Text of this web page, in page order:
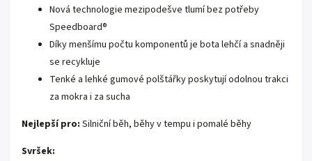
Nová technologie mezipodešve tlumí bez potřeby
Speedboard®
Díky menšímu počtu komponentů je bota lehčí a snadněji
se recykluje
Tenké a lehké gumové polštářky poskytují odolnou trakci
za mokra i za sucha
Nejlepší pro: Silniční běh, běhy v tempu i pomalé běhy
Svršek: